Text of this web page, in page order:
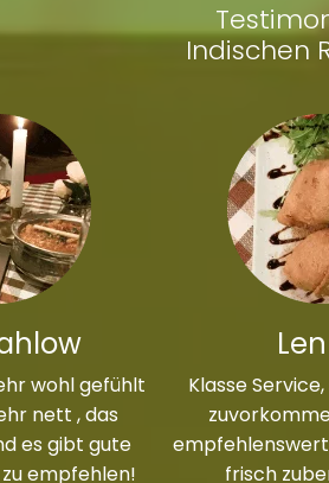
Indischen
wohl gefühlt
nett , das
es gibt gute
empfehlen!
Klasse
frisch